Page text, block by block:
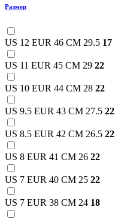
Размер
US 12 EUR 46 CM 29.5 17
US 11 EUR 45 CM 29 22
US 10 EUR 44 CM 28 22
US 9.5 EUR 43 CM 27.5 22
US 8.5 EUR 42 CM 26.5 22
US 8 EUR 41 CM 26 22
US 7 EUR 40 CM 25 22
US 7 EUR 38 CM 24 18